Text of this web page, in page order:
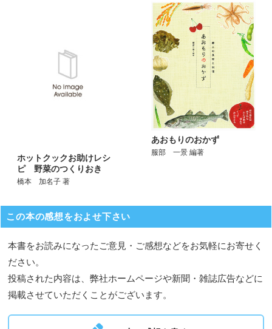
ホットクックお助けレシ
ピ 野菜のつくりおき
橋本 加名子 著
あおもりのおかず
服部 一景 編著
この本の感想をおよせ下さい
本書をお読みになったご意見・ご感想などをお気軽にお寄せく
ださい。
投稿された内容は、弊社ホームページや新聞・雑誌広告などに
掲載させていただくことがございます。